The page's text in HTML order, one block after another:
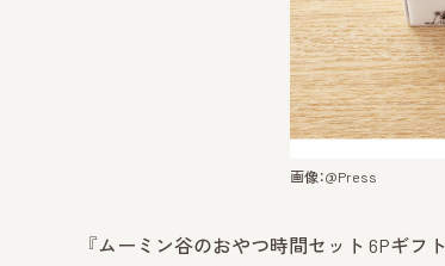
画像：@Press
『ムーミン谷のおやつ時間セット 6Pギフト